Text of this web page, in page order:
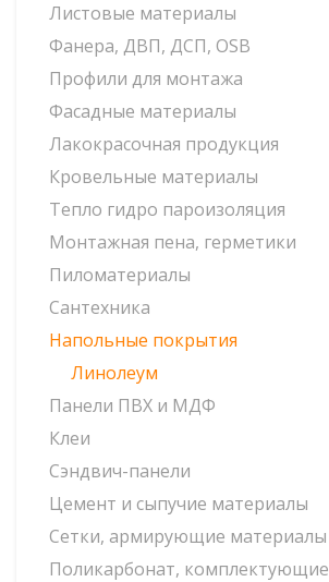
Листовые материалы
Фанера, ДВП, ДСП, OSB
Профили для монтажа
Фасадные материалы
Лакокрасочная продукция
Кровельные материалы
Тепло гидро пароизоляция
Монтажная пена, герметики
Пиломатериалы
Сантехника
Напольные покрытия
Линолеум
Панели ПВХ и МДФ
Клеи
Сэндвич-панели
Цемент и сыпучие материалы
Сетки, армирующие материалы
Поликарбонат, комплектующие